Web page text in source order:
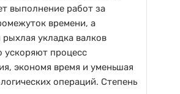
выполнение работ за
времени, а
укладка валков
ускоряют процесс
экономя время и уменьшая
операций. Степень